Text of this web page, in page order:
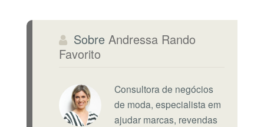
Sobre Andressa Rando
Favorito
Consultora de negócios
de moda, especialista em
ajudar marcas, revendas